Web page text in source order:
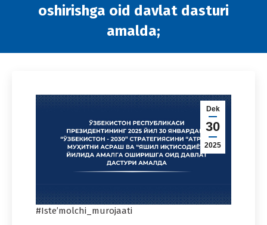
oshirishga oid davlat dasturi
amalda;
Dek
30
2025
#Iste’molchi_murojaati